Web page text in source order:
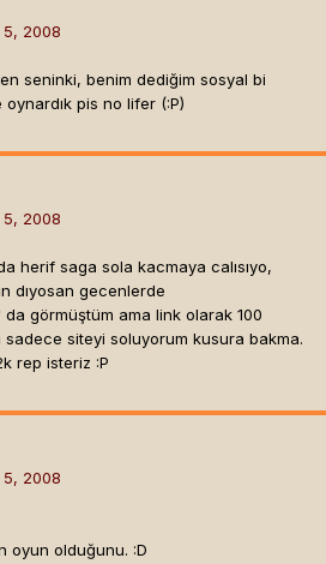
5, 2008
seninki, benim dediğim sosyal bi
pis no lifer (:P)
5, 2008
herif saga sola kacmaya calısıyo,
dıyosan gecenlerde
görmüştüm ama link olarak 100
sadece siteyi soluyorum kusura bakma.
rep isteriz :P
5, 2008
oyun olduğunu. :D